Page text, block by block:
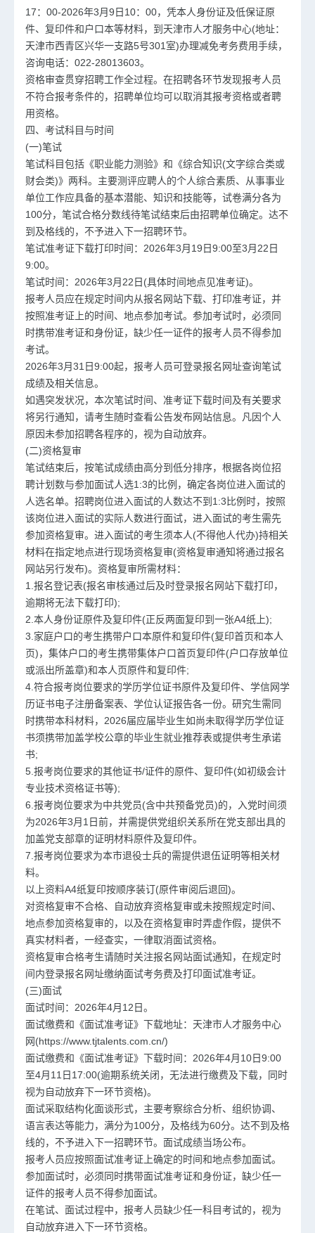
17：00-2026年3月9日10：00，凭本人身份证及低保证原
件、复印件和户口本等材料，到天津市人才服务中心(地址：
天津市西青区兴华一支路5号301室)办理减免考务费用手续，
咨询电话：022-28013603。
资格审查贯穿招聘工作全过程。在招聘各环节发现报考人员
不符合报考条件的，招聘单位均可以取消其报考资格或者聘
用资格。
四、考试科目与时间
(一)笔试
笔试科目包括《职业能力测验》和《综合知识(文字综合类或
财会类)》两科。主要测评应聘人的个人综合素质、从事事业
单位工作应具备的基本潜能、知识和技能等，试卷满分各为
100分，笔试合格分数线待笔试结束后由招聘单位确定。达不
到及格线的，不予进入下一招聘环节。
笔试准考证下载打印时间：2026年3月19日9:00至3月22日
9:00。
笔试时间：2026年3月22日(具体时间地点见准考证)。
报考人员应在规定时间内从报名网站下载、打印准考证，并
按照准考证上的时间、地点参加考试。参加考试时，必须同
时携带准考证和身份证，缺少任一证件的报考人员不得参加
考试。
2026年3月31日9:00起，报考人员可登录报名网址查询笔试
成绩及相关信息。
如遇突发状况，本次笔试时间、准考证下载时间及有关要求
将另行通知，请考生随时查看公告发布网站信息。凡因个人
原因未参加招聘各程序的，视为自动放弃。
(二)资格复审
笔试结束后，按笔试成绩由高分到低分排序，根据各岗位招
聘计划数与参加面试人选1:3的比例，确定各岗位进入面试的
人选名单。招聘岗位进入面试的人数达不到1:3比例时，按照
该岗位进入面试的实际人数进行面试，进入面试的考生需先
参加资格复审。进入面试的考生须本人(不得他人代办)持相关
材料在指定地点进行现场资格复审(资格复审通知将通过报名
网站另行发布)。资格复审所需材料：
1.报名登记表(报名审核通过后及时登录报名网站下载打印，
逾期将无法下载打印);
2.本人身份证原件及复印件(正反两面复印到一张A4纸上);
3.家庭户口的考生携带户口本原件和复印件(复印首页和本人
页)，集体户口的考生携带集体户口首页复印件(户口存放单位
或派出所盖章)和本人页原件和复印件;
4.符合报考岗位要求的学历学位证书原件及复印件、学信网学
历证书电子注册备案表、学位认证报告各一份。研究生需同
时携带本科材料，2026届应届毕业生如尚未取得学历学位证
书须携带加盖学校公章的毕业生就业推荐表或提供考生承诺
书;
5.报考岗位要求的其他证书/证件的原件、复印件(如初级会计
专业技术资格证书等);
6.报考岗位要求为中共党员(含中共预备党员)的，入党时间须
为2026年3月1日前，并需提供党组织关系所在党支部出具的
加盖党支部章的证明材料原件及复印件。
7.报考岗位要求为本市退役士兵的需提供退伍证明等相关材
料。
以上资料A4纸复印按顺序装订(原件审阅后退回)。
对资格复审不合格、自动放弃资格复审或未按照规定时间、
地点参加资格复审的，以及在资格复审时弄虚作假，提供不
真实材料者，一经查实，一律取消面试资格。
资格复审合格考生请随时关注报名网站面试通知，在规定时
间内登录报名网址缴纳面试考务费及打印面试准考证。
(三)面试
面试时间：2026年4月12日。
面试缴费和《面试准考证》下载地址：天津市人才服务中心
网(https://www.tjtalents.com.cn/)
面试缴费和《面试准考证》下载时间：2026年4月10日9:00
至4月11日17:00(逾期系统关闭，无法进行缴费及下载，同时
视为自动放弃下一环节资格)。
面试采取结构化面谈形式，主要考察综合分析、组织协调、
语言表达等能力，满分为100分，及格线为60分。达不到及格
线的，不予进入下一招聘环节。面试成绩当场公布。
报考人员应按照面试准考证上确定的时间和地点参加面试。
参加面试时，必须同时携带面试准考证和身份证，缺少任一
证件的报考人员不得参加面试。
在笔试、面试过程中，报考人员缺少任一科目考试的，视为
自动放弃进入下一环节资格。